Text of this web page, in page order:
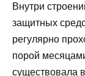
Внутри
защитных
регулярно
порой
существовала